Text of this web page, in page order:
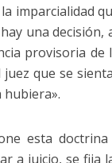
imparcialidad
una
provisoria de
que se
esta
a juicio, se fija